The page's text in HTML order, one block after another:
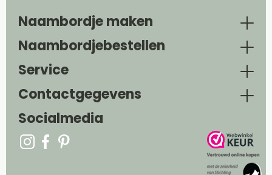
Naambordje maken
Naambordjebestellen
Service
Contactgegevens
Socialmedia